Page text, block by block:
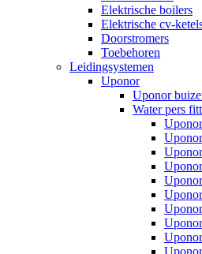
Elektrische boilers
Elektrische cv-
Doorstromers
Toebehoren
Leidingsystemen
Uponor
Uponor
Water pers